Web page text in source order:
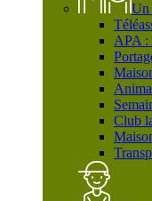
Un
APA :
Club